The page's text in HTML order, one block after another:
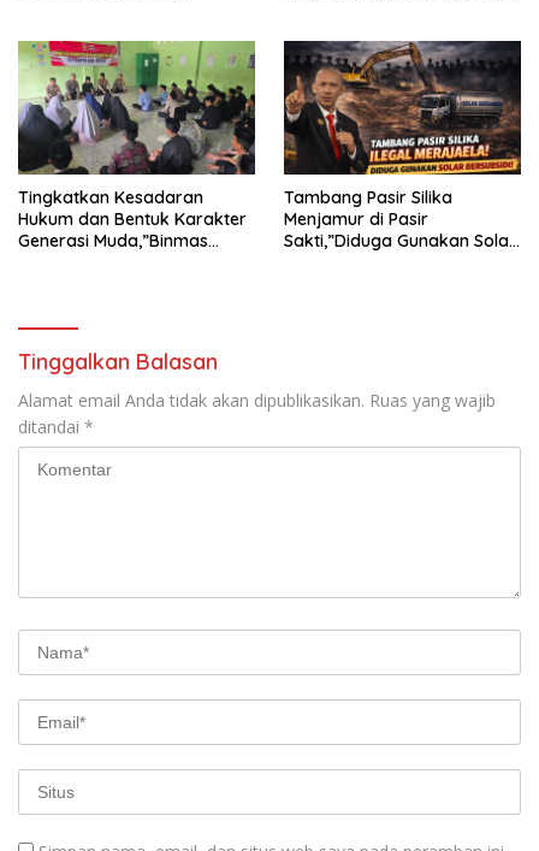
TERHADAP JURNALIS DI
PENGADILAN NEGERI
TANJUNG KARANG.
Tingkatkan Kesadaran
Hukum dan Bentuk Karakter
Generasi Muda,”Binmas
Tambang Pasir Silika
Menjamur di Pasir
Sakti,”Diduga Gunakan Solar
Tinggalkan Balasan
Alamat email Anda tidak akan dipublikasikan. Ruas yang wajib
ditandai *